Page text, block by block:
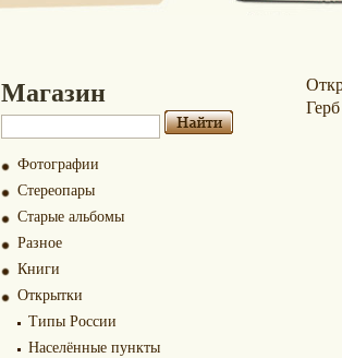
Магазин
Фотографии
Стереопары
Старые альбомы
Разное
Книги
Открытки
Типы России
Населённые пункты